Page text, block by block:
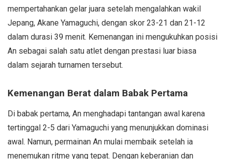
mempertahankan gelar juara setelah mengalahkan wakil
Jepang, Akane Yamaguchi, dengan skor 23-21 dan 21-12
dalam durasi 39 menit. Kemenangan ini mengukuhkan posisi
An sebagai salah satu atlet dengan prestasi luar biasa
dalam sejarah turnamen tersebut.
Kemenangan Berat dalam Babak Pertama
Di babak pertama, An menghadapi tantangan awal karena
tertinggal 2-5 dari Yamaguchi yang menunjukkan dominasi
awal. Namun, permainan An mulai membaik setelah ia
menemukan ritme yang tepat. Dengan keberanian dan